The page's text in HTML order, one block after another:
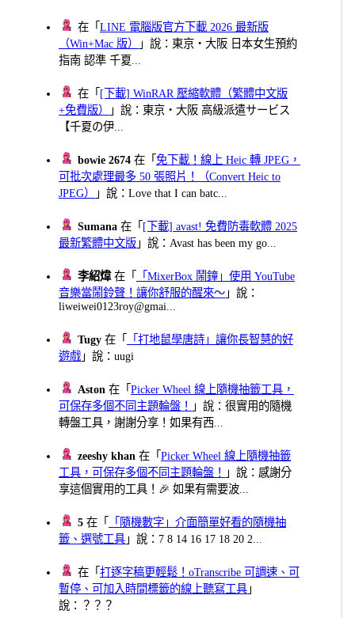
在「LINE 電腦版官方下載 2026 最新版
（Win+Mac 版）
」說：東京・大阪 日本女生預約
指南 認準 千夏...
在「 [下載] WinRAR 壓縮軟體（繁體中文版
+免費版）
」說：東京・大阪 高級派遣サービス
【千夏の伊...
bowie 2674 在「免下載！線上 Heic 轉 JPEG，
可批次處理最多 50 張照片！（Convert Heic to
JPEG）
」說：Love that I can batc...
Sumana 在「 [下載] avast! 免費防毒軟體 2025
最新繁體中文版 」說：Avast has been my go...
李紹煒在「
「MixerBox 鬧鐘」使用 YouTube
音樂當鬧鈴聲！讓你舒服的醒來～ 」說：
liweiwei0123roy@gmai...
Tugy 在「
「打地鼠學唐詩」讓你長智慧的好
遊戲 」說：uugi
Aston 在「Picker Wheel 線上隨機抽籤工具，
可保存多個不同主題輪盤！
」說：很實用的隨機
轉盤工具，謝謝分享！如果有西...
zeeshy khan 在「Picker Wheel 線上隨機抽籤
工具，可保存多個不同主題輪盤！
」說：感謝分
享這個實用的工具！🎉 如果有需要波...
5 在「
「隨機數字」介面簡單好看的隨機抽
籤、選號工具 」說：7 8 14 16 17 18 20 2...
在「打逐字稿更輕鬆！oTranscribe 可調速、可
暫停、可加入時間標籤的線上聽寫工具 」
說：？？？